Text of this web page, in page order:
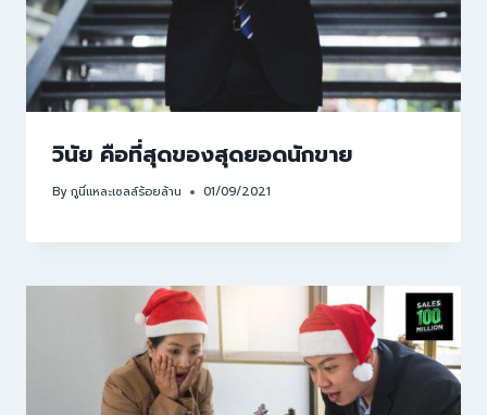
วินัย คือที่สุดของสุดยอดนักขาย
Byกูนี่แหละเซลล์ร้อยล้าน 01/09/2021